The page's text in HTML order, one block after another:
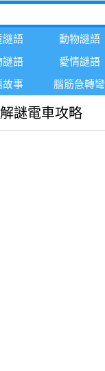
謎語 動物謎語
謎語 愛情謎語
故事 腦筋急轉彎
解謎電車攻略